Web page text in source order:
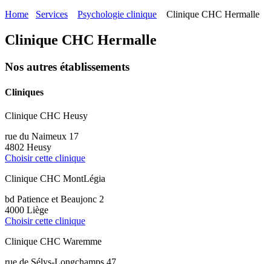
Home
Services Psychologie clinique Clinique CHC Hermalle
Clinique CHC Hermalle
Nos autres établissements
Cliniques
Clinique CHC Heusy
rue du Naimeux 17
4802 Heusy
Choisir cette clinique
Clinique CHC MontLégia
bd Patience et Beaujonc 2
4000 Liège
Choisir cette clinique
Clinique CHC Waremme
rue de Sélys-Longchamps 47